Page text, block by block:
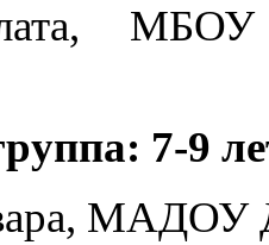
МБОУ
7-9
МАДОУ